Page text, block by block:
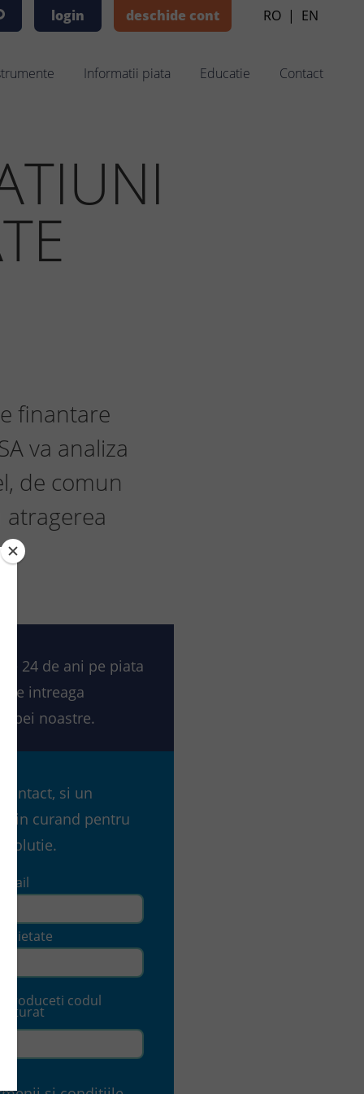
Informatii piata Educatie Contact
login deschide cont RO | EN
finantare
va analiza
de comun
24 de ani pe piata
de intreaga
noastre.
contact, si un
in curand pentru
solutie.
Email
Societate
Introduceti codul
alaturat